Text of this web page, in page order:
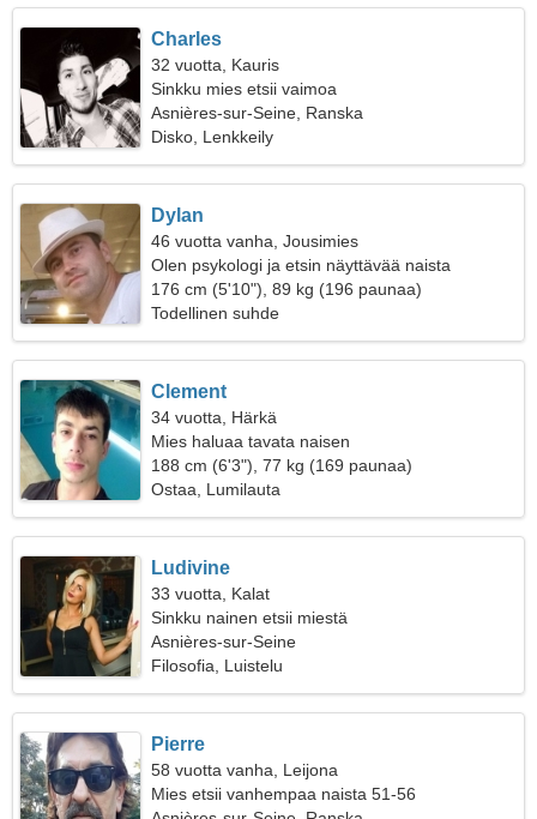
Charles
32 vuotta, Kauris
Sinkku mies etsii vaimoa
Asnières-sur-Seine, Ranska
Disko, Lenkkeily
Dylan
46 vuotta vanha, Jousimies
Olen psykologi ja etsin näyttävää naista
176 cm (5'10"), 89 kg (196 paunaa)
Todellinen suhde
Clement
34 vuotta, Härkä
Mies haluaa tavata naisen
188 cm (6'3"), 77 kg (169 paunaa)
Ostaa, Lumilauta
Ludivine
33 vuotta, Kalat
Sinkku nainen etsii miestä
Asnières-sur-Seine
Filosofia, Luistelu
Pierre
58 vuotta vanha, Leijona
Mies etsii vanhempaa naista 51-56